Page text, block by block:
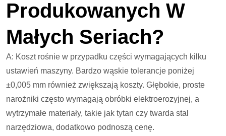
Produkowanych W
Małych Seriach?
A: Koszt rośnie w przypadku części wymagających kilku
ustawień maszyny. Bardzo wąskie tolerancje poniżej
±0,005 mm również zwiększają koszty. Głębokie, proste
narożniki często wymagają obróbki elektroerozyjnej, a
wytrzymałe materiały, takie jak tytan czy twarda stal
narzędziowa, dodatkowo podnoszą cenę.